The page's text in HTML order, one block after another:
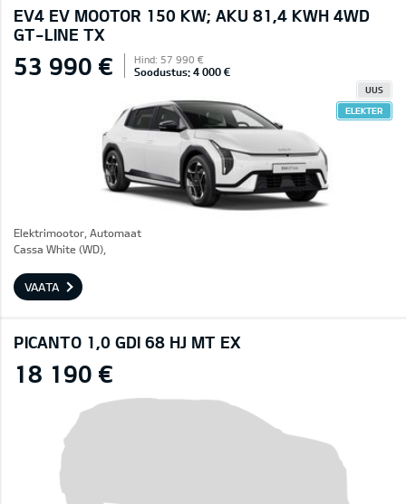
EV4 EV MOOTOR 150 KW; AKU 81,4 KWH 4WD
GT-LINE TX
53 990 € Hind: 57 990 €
Soodustus: 4 000 €
UUS
ELEKTER
Elektrimootor, Automaat
Cassa White (WD),
VAATA
PICANTO 1,0 GDI 68 HJ MT EX
18 190 €